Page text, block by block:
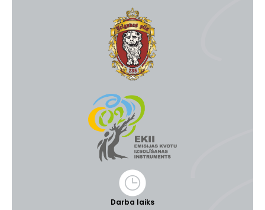
Darba laiks